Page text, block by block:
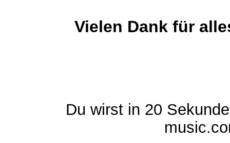
Vielen Dank für
Du wirst in 20